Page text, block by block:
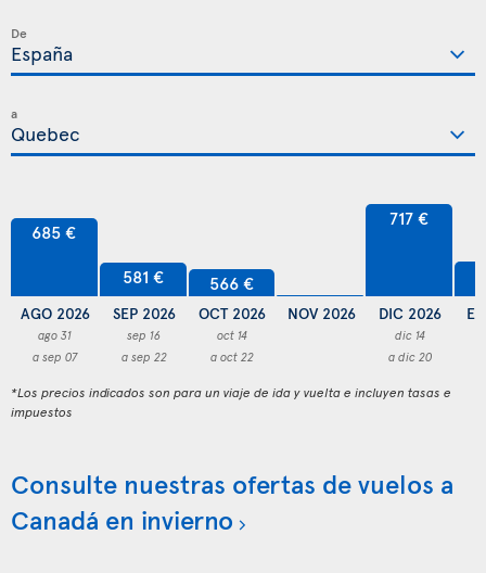
De
a
685 €
AGO 2026
ago 31
a sep 07
581 €
SEP 2026
sep 16
a sep 22
566 €
OCT 2026
oct 14
a oct 22
NOV 2026
717 €
DIC 2026
dic 14
a dic 20
*Los precios indicados son para un viaje de ida y vuelta e incluyen tasas e
impuestos
Consulte nuestras ofertas de vuelos a
Canadá en invierno